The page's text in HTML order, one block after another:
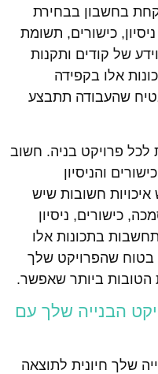
בחשבון בבחירת
כישורים, תשומת
של קודים ותקנות
אלו בקפידה
שהעבודה תתבצע
לכל פרויקט בניה. חשוב
והניסיון
חשובות שיש
כישורים, ניסיון
בתכונות אלו
שהפרויקט שלך
הטובות ביותר שאפשר.
הבנייה שלך עם
שלך חיונית לתוצאה